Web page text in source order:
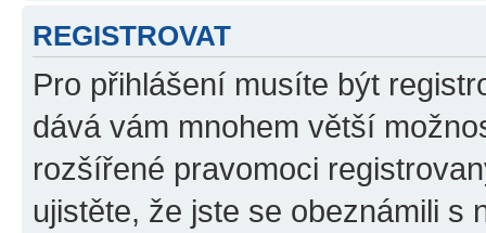
REGISTROVAT
Pro přihlášení musíte být
dává vám mnohem větší
rozšířené pravomoci
ujistěte, že jste se obeznámili s